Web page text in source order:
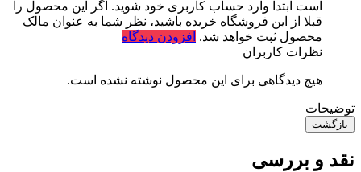
است ابتدا وارد حساب کاربری خود شوید. اگر این محصول را
قبلا از این فروشگاه خریده باشید، نظر شما به عنوان مالک
محصول ثبت خواهد شد. افزودن دیدگاه
نظرات کاربران
هیچ دیدگاهی برای این محصول نوشته نشده است.
توضیحات
بازگشت
نقد و بررسی